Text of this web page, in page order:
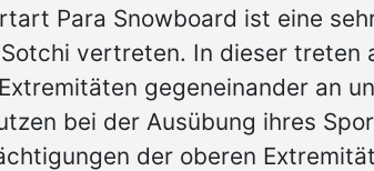
Para Snowboard ist eine
vertreten. In dieser
gegeneinander an
bei der Ausübung ihres
der oberen